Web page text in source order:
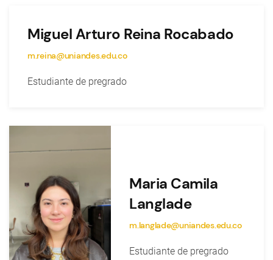
Miguel Arturo Reina Rocabado
m.reina@uniandes.edu.co
Estudiante de pregrado
Maria Camila
Langlade
m.langlade@uniandes.edu.co
Estudiante de pregrado